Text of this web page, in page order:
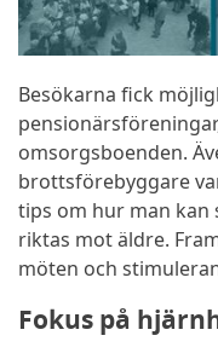
Besökarna fick
omsorgsboenden.
brottsförebyggare
tips om hur man
riktas mot äldre.
möten och
Fokus på